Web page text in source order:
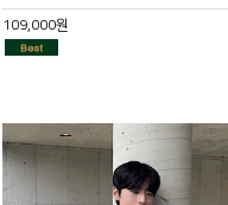
109,000원